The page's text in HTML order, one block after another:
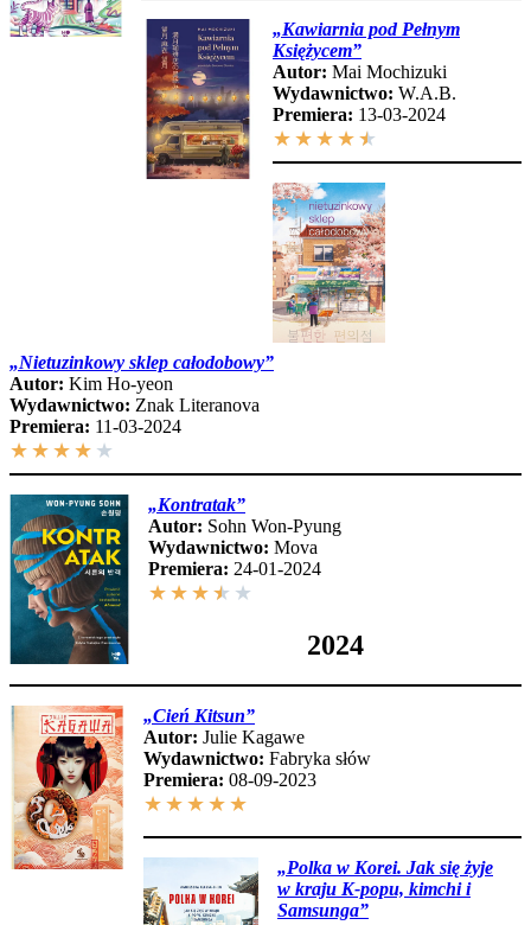
„Kawiarnia pod Pełnym
Księżycem”
Autor: Mai Mochizuki
Wydawnictwo: W.A.B.
Premiera: 13-03-2024
★ ★ ★ ★ ★
„Nietuzinkowy sklep całodobowy”
Autor: Kim Ho-yeon
Wydawnictwo: Znak Literanova
Premiera: 11-03-2024
★ ★ ★ ★ ★
„Kontratak”
Autor: Sohn Won-Pyung
Wydawnictwo: Mova
Premiera: 24-01-2024
★ ★ ★ ★ ★
2024
„Cień Kitsun”
Autor: Julie Kagawe
Wydawnictwo: Fabryka słów
Premiera: 08-09-2023
★ ★ ★ ★ ★
„Polka w Korei. Jak się żyje
w kraju K-popu, kimchi i
Samsunga”